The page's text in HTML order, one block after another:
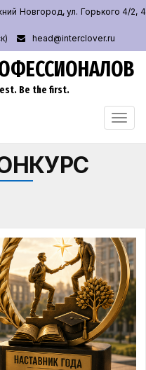
Новгород, ул. Горького 4/2, 4
head@interclover.ru
Be the first.